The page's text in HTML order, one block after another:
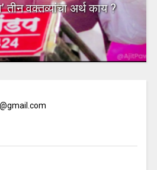
तीन वक्तव्यांचा अर्थ काय ?